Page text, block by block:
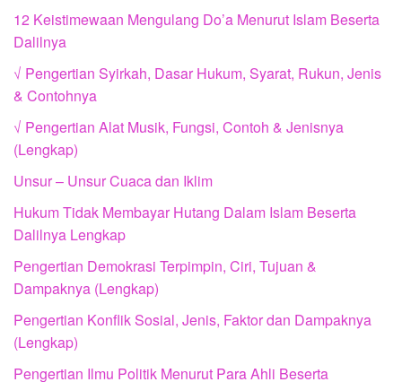
12 Keistimewaan Mengulang Do’a Menurut Islam Beserta
Dalilnya
√ Pengertian Syirkah, Dasar Hukum, Syarat, Rukun, Jenis
& Contohnya
√ Pengertian Alat Musik, Fungsi, Contoh & Jenisnya
(Lengkap)
Unsur – Unsur Cuaca dan Iklim
Hukum Tidak Membayar Hutang Dalam Islam Beserta
Dalilnya Lengkap
Pengertian Demokrasi Terpimpin, Ciri, Tujuan &
Dampaknya (Lengkap)
Pengertian Konflik Sosial, Jenis, Faktor dan Dampaknya
(Lengkap)
Pengertian Ilmu Politik Menurut Para Ahli Beserta